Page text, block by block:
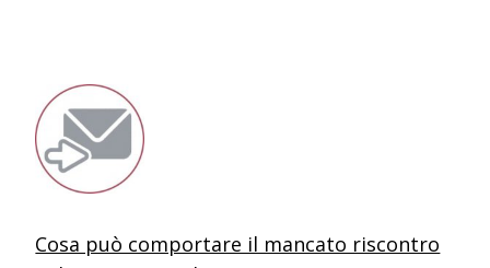
Cosa può comportare il mancato riscontro